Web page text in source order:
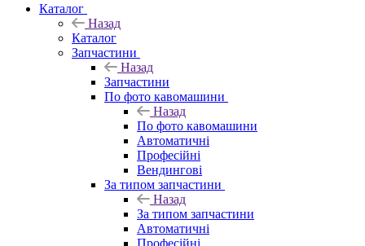
Каталог
Назад
Каталог
Запчастини
Назад
Запчастини
По фото кавомашини
Назад
По фото кавомашини
Автоматичні
Професійні
Вендингові
За типом запчастини
Назад
За типом запчастини
Автоматичні
Професійні